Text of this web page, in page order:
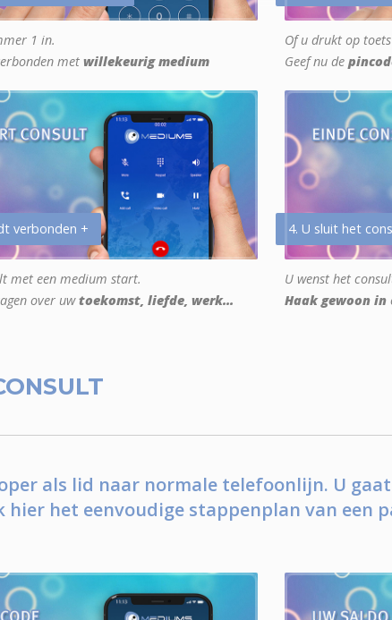
1 in.
met willekeurig medium
Of u drukt op
Geef nu de
verbonden +
met een medium start.
over uwtoekomst, liefde, werk...
4. U sluit het
U wenst het
Haak gewoon in
als lid naar normale telefoonlijn. U
het eenvoudige stappenplan van een